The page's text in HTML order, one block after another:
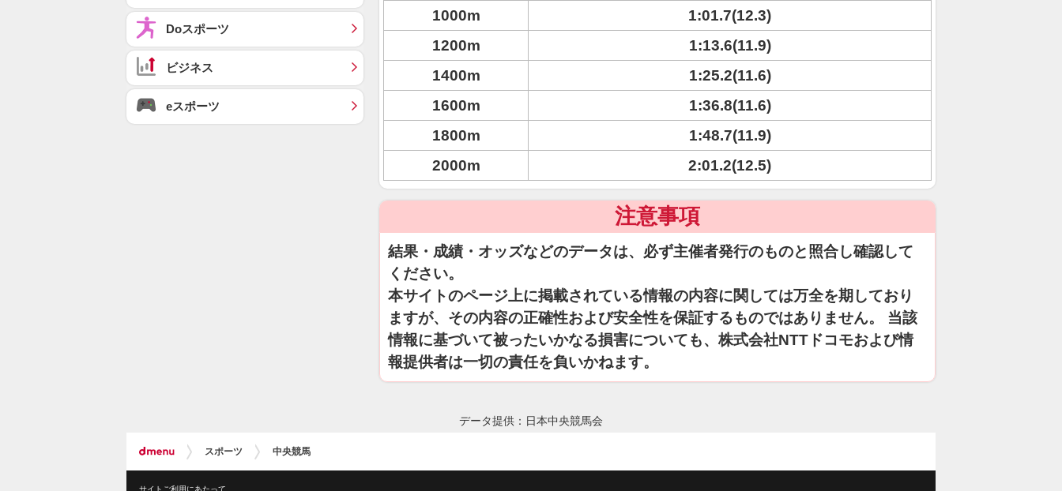
1000m
1:01.7(12.3)
1200m
1:13.6(11.9)
1400m
1:25.2(11.6)
1600m
1:36.8(11.6)
1800m
1:48.7(11.9)
2000m
2:01.2(12.5)
注意事項
結果・成績・オッズなどのデータは、必ず主催者発行のものと照合し確認して
ください。
本サイトのページ上に掲載されている情報の内容に関しては万全を期しており
ますが、その内容の正確性および安全性を保証するものではありません。 当該
情報に基づいて被ったいかなる損害についても、株式会社NTTドコモおよび情
報提供者は一切の責任を負いかねます。
Doスポーツ
ビジネス
eスポーツ
データ提供：日本中央競馬会
スポーツ 中央競馬
サイトご利用にあたって